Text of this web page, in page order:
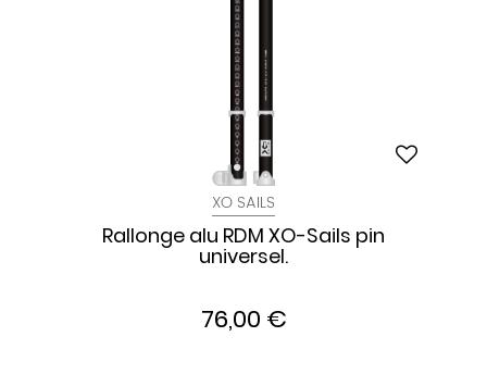
XO SAILS
Rallonge alu RDM XO-Sails pin
universel.
76,00 €